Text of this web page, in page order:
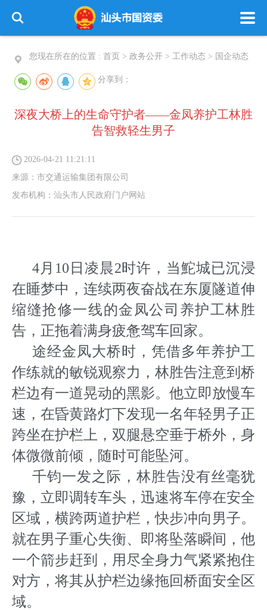
您现在所在的位置 : 首页 > 政务公开 > 工作动态 > 国企动态
分享到：
深夜大桥上的生命守护者——金凤养护工林胜
告智救轻生男子
2026-04-21 11:21:11
来源： 市交通运输集团有限公司
发布机构： 汕头市人民政府门户网站
4月10日凌晨2时许，当鮀城已沉浸
在睡梦中，连续两夜奋战在东厦隧道伸
缩缝抢修一线的金凤公司养护工林胜
告，正拖着满身疲惫驾车回家。
途经金凤大桥时，凭借多年养护工
作练就的敏锐观察力，林胜告注意到桥
栏边有一道晃动的黑影。他立即放慢车
速，在昏黄路灯下发现一名年轻男子正
跨坐在护栏上，双腿悬空垂于桥外，身
体微微前倾，随时可能坠河。
千钧一发之际，林胜告没有丝毫犹
豫，立即调转车头，迅速将车停在安全
区域，横跨两道护栏，快步冲向男子。
就在男子重心失衡、即将坠落瞬间，他
一个箭步赶到，用尽全身力气紧紧抱住
对方，将其从护栏边缘拖回桥面安全区
域。